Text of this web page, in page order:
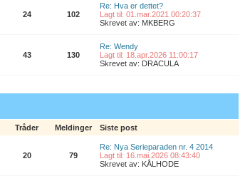
24 102
Re: Hva er dettet?
Lagt til: 01.mar.2021 00:20:37
Skrevet av: MKBERG
43 130
Re: Wendy
Lagt til: 18.apr.2026 11:00:17
Skrevet av: DRACULA
Tråder Meldinger Siste post
20 79
Re: Nya Serieparaden nr. 4 2014
Lagt til: 16.mai.2026 08:43:40
Skrevet av: KÅLHODE